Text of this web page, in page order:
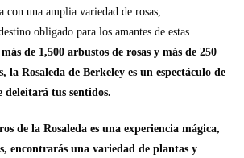
con una amplia variedad de rosas,
obligado para los amantes de estas
de 1,500 arbustos de rosas y más de 250
la Rosaleda de Berkeley es un espectáculo de
deleitará tus sentidos.
de la Rosaleda es una experiencia mágica,
encontrarás una variedad de plantas y